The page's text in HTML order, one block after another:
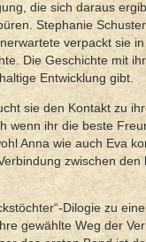
die sich daraus
Stephanie
verpackt sie
Die Geschichte mit
Entwicklung gibt.
sie den Kontakt zu
wenn ihr die beste
Anna wie auch Eva
zwischen
Dilogie zu
gewählte Weg der